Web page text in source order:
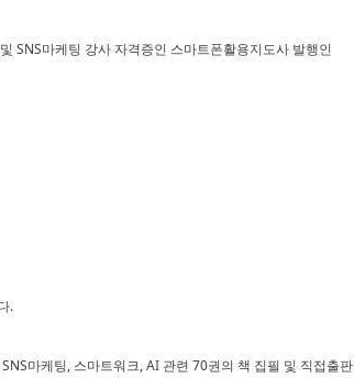
SNS마케팅 강사 자격증인 스마트폰활용지도사 발행인
.
마케팅, 스마트워크, AI 관련 70권의 책 집필 및 직접출판